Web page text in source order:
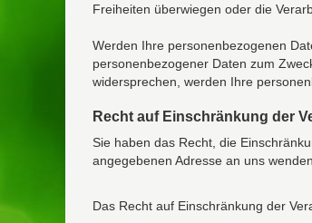
Freiheiten überwiegen oder die
Werden Ihre personenbezogenen
personenbezogener Daten zum
widersprechen, werden Ihre
Recht auf Einschränkung der
Sie haben das Recht, die
angegebenen Adresse an uns wenden.
Das Recht auf Einschränkung der